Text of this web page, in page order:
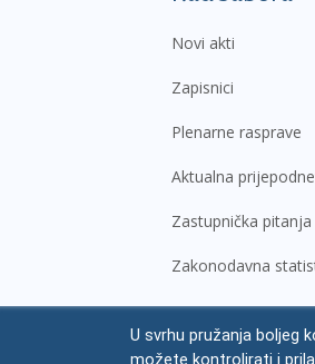
Novi akti
Zapisnici
Plenarne rasprave
Aktualna
Zastupnička pitanja
Zakonodavna
© Hrvatski sabor,
U svrhu pružanja boljeg
možete kontrolirati i